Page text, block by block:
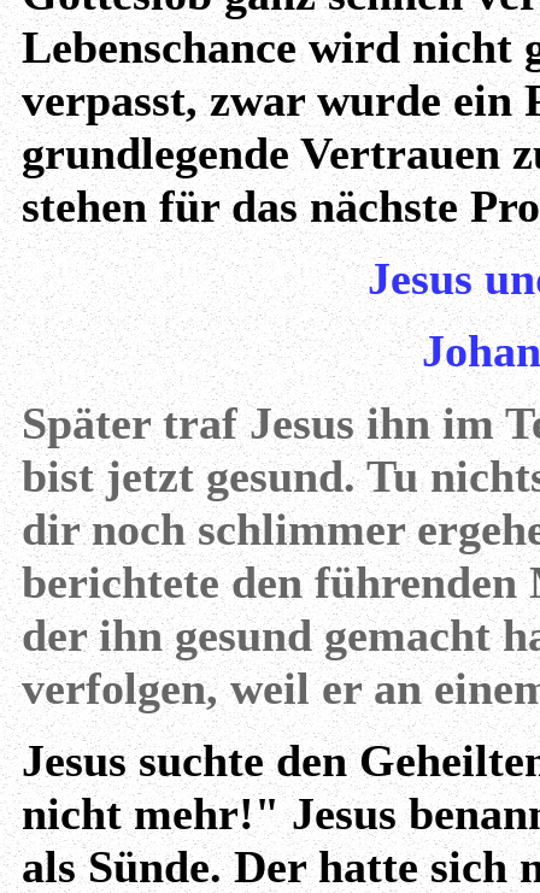
Lebenschance wird nicht
verpasst, zwar wurde ein
grundlegende Vertrauen
stehen für das nächste
Jesus
Später traf Jesus ihn im
bist jetzt gesund. Tu
dir noch schlimmer
berichtete den führenden
der ihn gesund gemacht
verfolgen, weil er an
Jesus suchte den
nicht mehr!" Jesus
als Sünde. Der hatte sich